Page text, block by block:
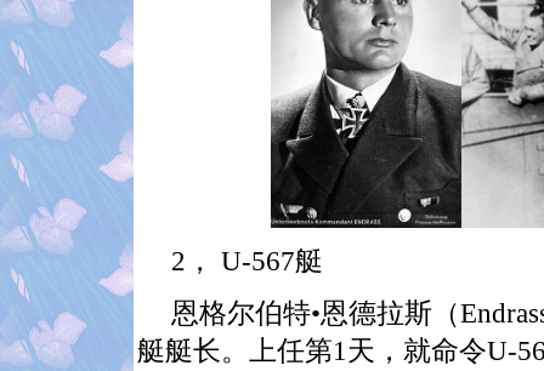
2 ， U-567艇
恩格尔伯特•恩德拉斯（
艇艇长。上任第1天，就命令U-